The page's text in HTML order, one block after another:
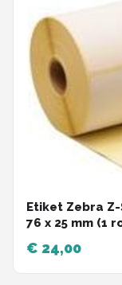
Etiket Zebra
76 x 25 mm (1
€ 24,00